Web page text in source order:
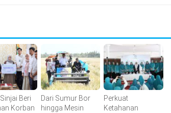
Beri
Korban
Dari Sumur Bor
hingga Mesin
Perkuat
Ketahanan